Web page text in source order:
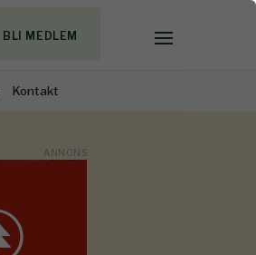
BLI MEDLEM
Kontakt